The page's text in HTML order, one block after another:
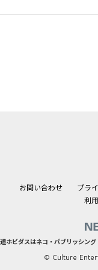
お問い合わせ プラ
利
ホビダスはネコ・パブリッシン
© Culture